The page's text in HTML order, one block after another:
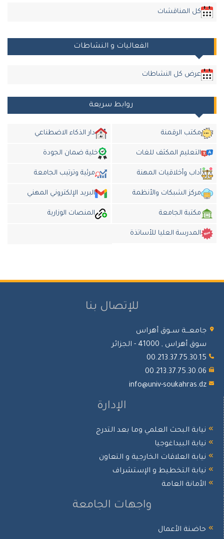
كل المناقشات
الفعاليات و النشاطات
عرض كل النشاطات
روابط سريعة
مكتب الرقمنة دار الذكاء الاضطناعي
التعليم المكثف للغات خلية ضمان الجودة
أداب وأخلاقيات المهنة مرئية وترتيب الجامعة
مركز الشبكات والأنظمة البريد الإلكتروني المهني
مكتبة الجامعة المنصات الوزارية
المدرسة العليا للأساتذة
للإتصال بنا
جامعـــة ســوق أهراس
سوق أهراس , 41000 - الجزائر
00.213.37.75.30.15
00.213.37.75.30.06
info@univ-soukahras.dz
الإدارة
نيابة البحث العلمي وما بعد التدرج
نيابة البيداغوجيا
نيابة العلاقات الخارجية و التعاون
نيابة التخطيط و الإستشراف
الأمانة العامة
واجهات الجامعة
حاضنة الأعمال